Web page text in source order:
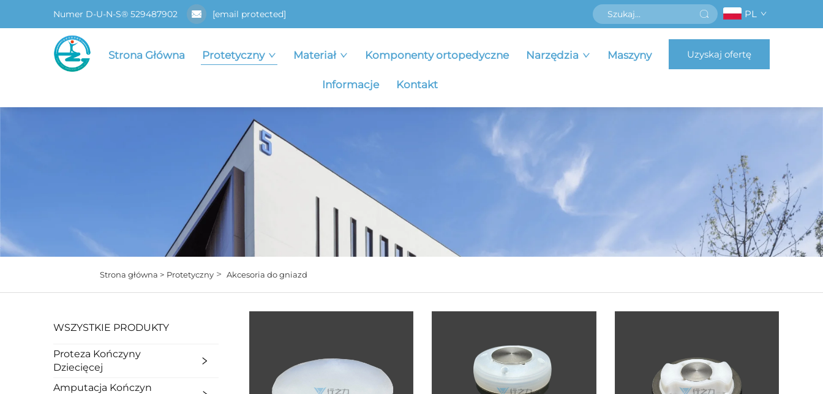
Numer D-U-N-S® 529487902 [email protected] PL
Strona Główna Protetyczny Materiał Komponenty ortopedyczne Narzędzia Maszyny
Informacje Kontakt
Uzyskaj ofertę
Strona główna > Protetyczny> Akcesoria do gniazd
WSZYSTKIE PRODUKTY
Proteza Kończyny
Dziecięcej
Amputacja Kończyn